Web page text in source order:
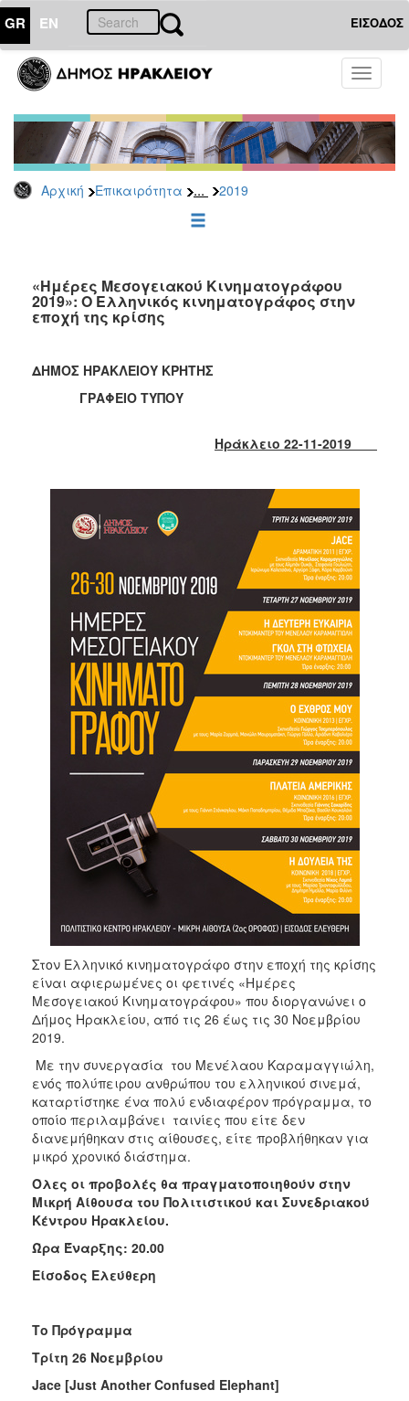
GR EN ΕΙΣΟΔΟΣ
Toggle
Αρχική Επικαιρότητα ... 2019
ΕΠΙΚΑΙΡΟΤΗΤΑ
Τύπου
Αρχείο
2026
2025
2022
2021
2019
2018
2012
2010
2006
«Ημέρες Μεσογειακού Κινηματογράφου
2019»: Ο Ελληνικός κινηματογράφος στην
εποχή της κρίσης
ΔΗΜΟΣ ΗΡΑΚΛΕΙΟΥ ΚΡΗΤΗΣ
ΓΡΑΦΕΙΟ ΤΥΠΟΥ
Ηράκλειο 22-11-2019
Στον Ελληνικό κινηματογράφο στην εποχή της κρίσης
είναι αφιερωμένες οι φετινές «Ημέρες
Μεσογειακού Κινηματογράφου» που διοργανώνει ο
Δήμος Ηρακλείου, από τις 26 έως τις 30 Νοεμβρίου
2019.
Με την συνεργασία του Μενέλαου Καραμαγγιώλη,
ενός πολύπειρου ανθρώπου του ελληνικού σινεμά,
καταρτίστηκε ένα πολύ ενδιαφέρον πρόγραμμα, το
οποίο περιλαμβάνει ταινίες που είτε δεν
διανεμήθηκαν στις αίθουσες, είτε προβλήθηκαν για
μικρό χρονικό διάστημα.
Όλες οι προβολές θα πραγματοποιηθούν στην
Μικρή Αίθουσα του Πολιτιστικού και Συνεδριακού
Κέντρου Ηρακλείου.
Ώρα Έναρξης: 20.00
Είσοδος Ελεύθερη
Το Πρόγραμμα
Τρίτη 26 Νοεμβρίου
Jace [Just Another Confused Elephant]